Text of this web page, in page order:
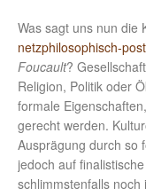
Was sagt uns nun die
netzphilosophisch-
Foucault?
Religion, Politik oder
formale
gerecht werden.
Ausprägung durch so
jedoch auf
schlimmstenfalls